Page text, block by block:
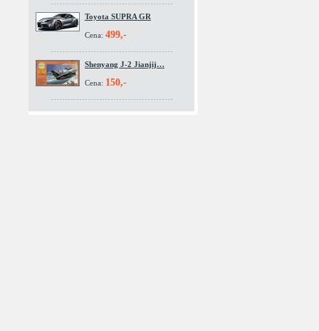
Toyota SUPRA GR
Cena: 499,-
Shenyang J-2 Jianjij…
Cena: 150,-